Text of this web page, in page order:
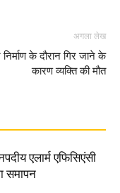
अगला लेख
के दौरान गिर जाने के
कारण व्यक्ति की मौत
एलार्म एफिसिएंसी
समापन